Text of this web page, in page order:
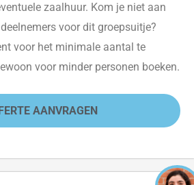
zaalhuur. Kom je niet aan
voor dit groepsuitje?
voor het minimale aantal te
voor minder personen boeken.
AANVRAGEN